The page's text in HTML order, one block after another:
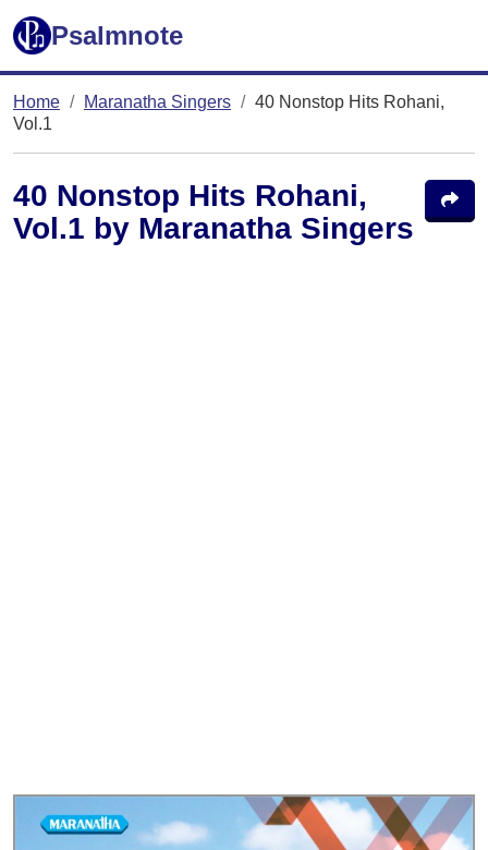
Psalmnote
Home Maranatha Singers
40 Nonstop Hits Rohani,
Vol.1
40 Nonstop Hits Rohani,
Vol.1 by Maranatha Singers